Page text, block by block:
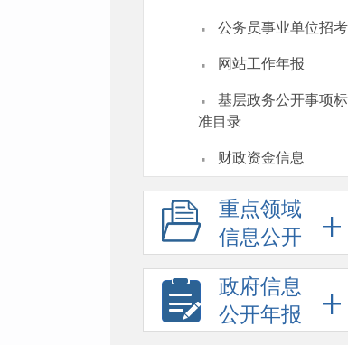
· 公务员事业单位招考
· 网站工作年报
·
基层政务公开事项标
准目录
· 财政资金信息
重点领域
信息公开
政府信息
公开年报